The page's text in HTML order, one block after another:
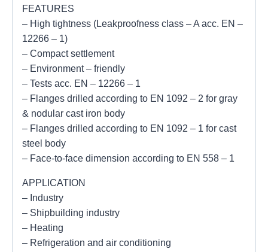
FEATURES
– High tightness (Leakproofness class – A acc. EN –
12266 – 1)
– Compact settlement
– Environment – friendly
– Tests acc. EN – 12266 – 1
– Flanges drilled according to EN 1092 – 2 for gray
& nodular cast iron body
– Flanges drilled according to EN 1092 – 1 for cast
steel body
– Face-to-face dimension according to EN 558 – 1
APPLICATION
– Industry
– Shipbuilding industry
– Heating
– Refrigeration and air conditioning